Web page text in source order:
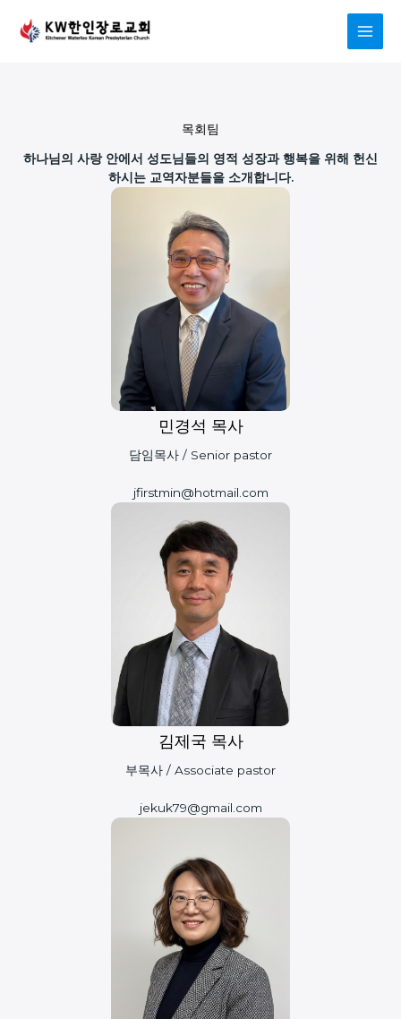
content
목회팀
하나님의 사랑 안에서 성도님들의 영적 성장과 행복을 위해 헌신
하시는 교역자분들을 소개합니다.
민경석 목사
담임목사 / Senior pastor
jfirstmin@hotmail.com
김제국 목사
부목사 / Associate pastor
jekuk79@gmail.com